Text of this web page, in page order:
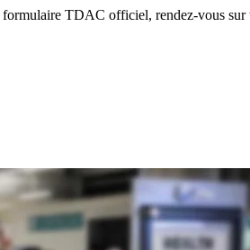
TDAC officiel, rendez-vous